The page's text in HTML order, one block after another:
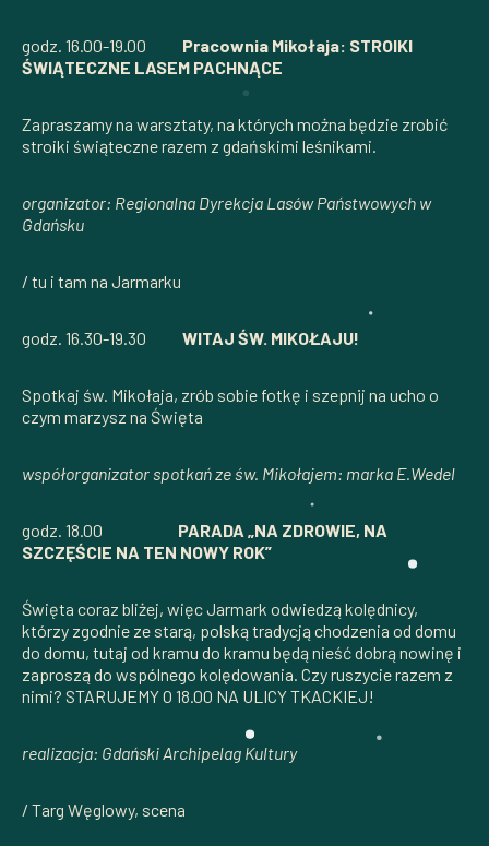
godz. 16.00-19.00 Pracownia Mikołaja: STROIKI
ŚWIĄTECZNE LASEM PACHNĄCE
Zapraszamy na warsztaty, na których można będzie zrobić
stroiki świąteczne razem z gdańskimi leśnikami.
organizator: Regionalna Dyrekcja Lasów Państwowych w
Gdańsku
/ tu i tam na Jarmarku
godz. 16.30-19.30 WITAJ ŚW. MIKOŁAJU!
Spotkaj św. Mikołaja, zrób sobie fotkę i szepnij na ucho o
czym marzysz na Święta
współorganizator spotkań ze św. Mikołajem: marka E.Wedel
godz. 18.00 PARADA „NA ZDROWIE, NA
SZCZĘŚCIE NA TEN NOWY ROK”
Święta coraz bliżej, więc Jarmark odwiedzą kolędnicy,
którzy zgodnie ze starą, polską tradycją chodzenia od domu
do domu, tutaj od kramu do kramu będą nieść dobrą nowinę i
zaproszą do wspólnego kolędowania. Czy ruszycie razem z
nimi? STARUJEMY O 18.00 NA ULICY TKACKIEJ!
realizacja: Gdański Archipelag Kultury
/ Targ Węglowy, scena